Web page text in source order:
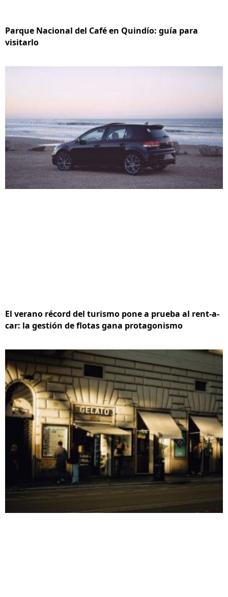
Parque Nacional del Café en Quindío: guía para
visitarlo
El verano récord del turismo pone a prueba al rent-a-
car: la gestión de flotas gana protagonismo